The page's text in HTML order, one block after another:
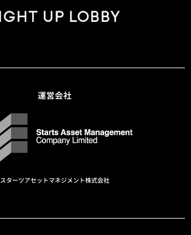
運営会社
スターツアセットマネジメント株式会社